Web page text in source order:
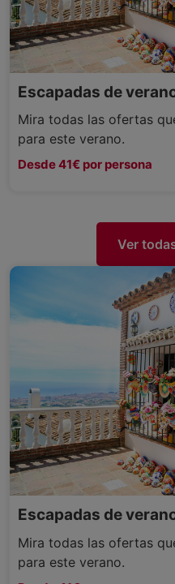
Escapadas de
Mira todas las ofertas
para este verano.
Desde 41€ por persona
Ver
Escapadas de
Mira todas las ofertas
para este verano.